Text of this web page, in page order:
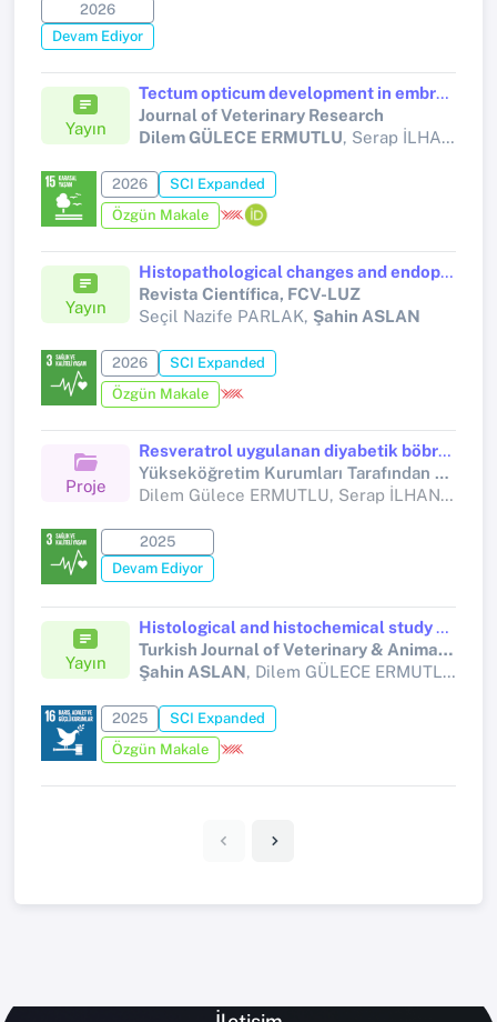
2026
Devam Ediyor
Yayın
Tectum opticum development in embryonic quail (Coturnix japonica) and the role of HSP70 in the developmental process
Journal of Veterinary Research
Dilem GÜLECE ERMUTLU, Serap İLHAN AKSU, Turgay DEPREM, Serap KORAL TAŞÇI, Şahin ASLAN, Rumeysa NUR ASLAN
2026
SCI Expanded
Özgün Makale
Yayın
Histopathological changes and endoplasmic reticulum stress in type 1 diabetic mouse lung tissue
Revista Científica, FCV-LUZ
Seçil Nazife PARLAK, Şahin ASLAN
2026
SCI Expanded
Özgün Makale
Proje
Resveratrol uygulanan diyabetik böbrek dokusunda GPx-1 ve SOD'un immunohistokimyasal lokalizasyonu
Yükseköğretim Kurumları Tarafından Destekli Bilimsel Araştırma Projesi
Dilem Gülece ERMUTLU, Serap İLHAN AKSU, Turgay DEPREM, Serap KORAL TAŞÇI, Şahin ASLAN, Rumeysa Nur ASLAN
2025
Devam Ediyor
Yayın
Histological and histochemical study of the salt glands in geese (Anser anser): Are there receptor cells in salt glands?
Turkish Journal of Veterinary & Animal Sciences
Şahin ASLAN, Dilem GÜLECE ERMUTLU, Serap İLHAN AKSU, Serap KORAL TAŞÇI, Turgay DEPREM
2025
SCI Expanded
Özgün Makale